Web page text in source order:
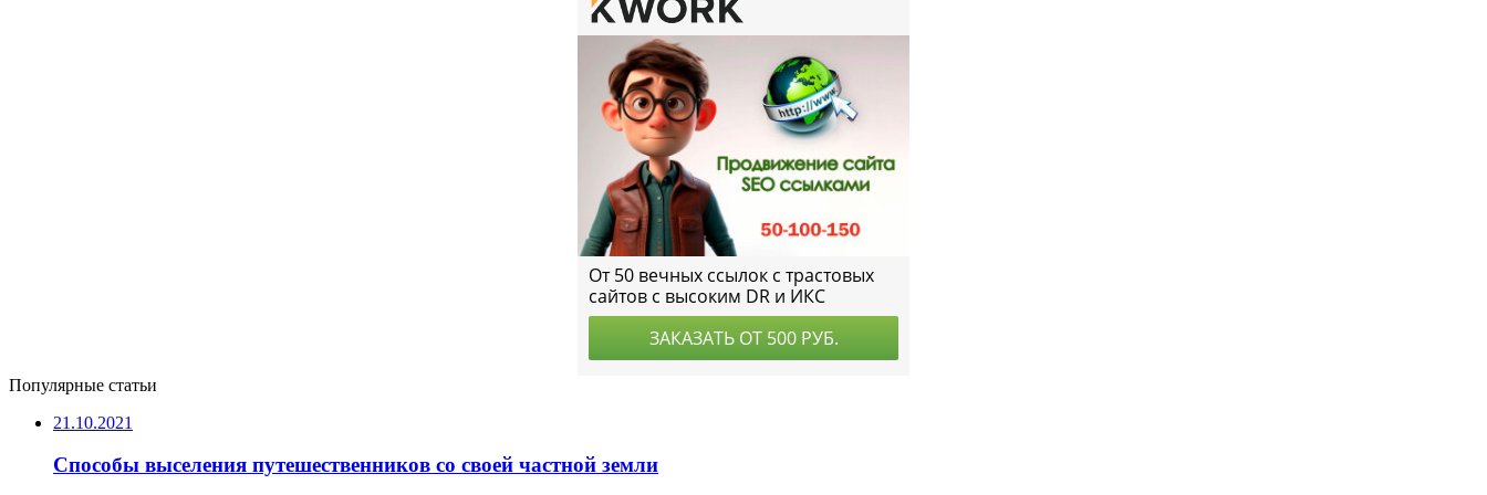
Популярные статьи
21.10.2021
Способы выселения путешественников со своей частной земли